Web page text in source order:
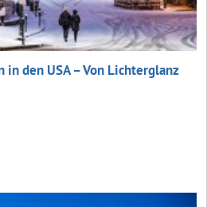
in den USA – Von Lichterglanz